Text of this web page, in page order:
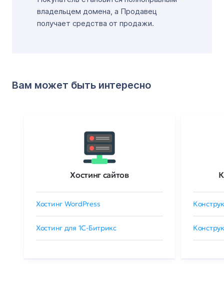
владельцем домена, а Продавец
получает средства от продажи.
Вам может быть интересно
Хостинг сайтов
Хостинг WordPress
Хостинг для 1C-Битрикс